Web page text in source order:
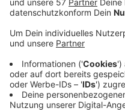
In der Uniklinik Aachen
keine
Kreißsaalführungen
mehr statt. Zu
Begleitpersonen nicht
Tag der Entbindung
Frauen begleiten.